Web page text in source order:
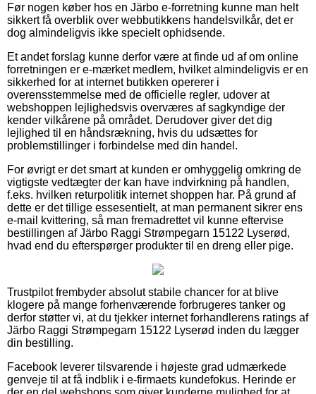
Før nogen køber hos en Järbo e-forretning kunne man helt
sikkert få overblik over webbutikkens handelsvilkår, det er
dog almindeligvis ikke specielt ophidsende.
Et andet forslag kunne derfor være at finde ud af om online
forretningen er e-mærket medlem, hvilket almindeligvis er en
sikkerhed for at internet butikken opererer i
overensstemmelse med de officielle regler, udover at
webshoppen lejlighedsvis overværes af sagkyndige der
kender vilkårene på området. Derudover giver det dig
lejlighed til en håndsrækning, hvis du udsættes for
problemstillinger i forbindelse med din handel.
For øvrigt er det smart at kunden er omhyggelig omkring de
vigtigste vedtægter der kan have indvirkning på handlen,
f.eks. hvilken returpolitik internet shoppen har. På grund af
dette er det tillige essesentielt, at man permanent sikrer ens
e-mail kvittering, så man fremadrettet vil kunne eftervise
bestillingen af Järbo Raggi Strømpegarn 15122 Lyserød,
hvad end du efterspørger produkter til en dreng eller pige.
Trustpilot frembyder absolut stabile chancer for at blive
klogere på mange forhenværende forbrugeres tanker og
derfor støtter vi, at du tjekker internet forhandlerens ratings af
Järbo Raggi Strømpegarn 15122 Lyserød inden du lægger
din bestilling.
Facebook leverer tilsvarende i højeste grad udmærkede
genveje til at få indblik i e-firmaets kundefokus. Herinde er